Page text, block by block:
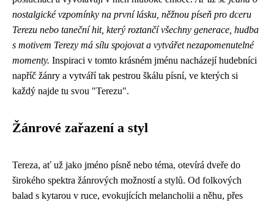
nostalgické vzpomínky na první lásku, něžnou píseň pro dceru
Terezu nebo taneční hit, který roztančí všechny generace, hudba
s motivem Terezy má sílu spojovat a vytvářet nezapomenutelné
momenty. Inspiraci v tomto krásném jménu nacházejí hudebníci
napříč žánry a vytváří tak pestrou škálu písní, ve kterých si
každý najde tu svou "Terezu".
Žánrové zařazení a styl
Tereza, ať už jako jméno písně nebo téma, otevírá dveře do
širokého spektra žánrových možností a stylů. Od folkových
balad s kytarou v ruce, evokujících melancholii a něhu, přes